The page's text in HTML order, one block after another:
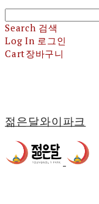
Search 검색
Log In 로그인
Cart장바구니
젊은달와이파크